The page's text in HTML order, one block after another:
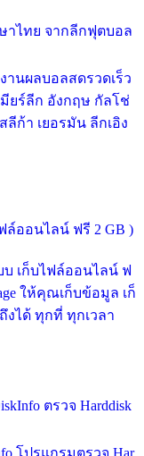
าไทย จากลีกฟุตบอล
านผลบอลสดรวดเร็ว
ยร์ลีก อังกฤษ กัลโช่
ลีก้า เยอรมัน ลีกเอิง
ล์ออนไลน์ ฟรี 2 GB )
เก็บไฟล์ออนไลน์ ฟ
ให้คุณเก็บข้อมูล เก็
งได้ ทุกที่ ทุกเวลา
ตรวจ Harddisk
โปรแกรมตรวจ Har